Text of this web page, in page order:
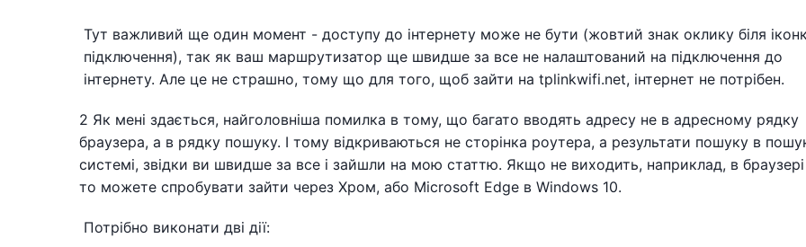
Тут важливий ще один момент - доступу до інтернету може не бути (жовтий знак оклику біля
підключення), так як ваш маршрутизатор ще швидше за все не налаштований на підключення до
інтернету. Але це не страшно, тому що для того, щоб зайти на tplinkwifi.net, інтернет не потрібен.
2 Як мені здається, найголовніша помилка в тому, що багато вводять адресу не в адресному рядку
браузера, а в рядку пошуку. І тому відкриваються не сторінка роутера, а результати пошуку в
системі, звідки ви швидше за все і зайшли на мою статтю. Якщо не виходить, наприклад, в
то можете спробувати зайти через Хром, або Microsoft Edge в Windows 10.
Потрібно виконати дві дії: